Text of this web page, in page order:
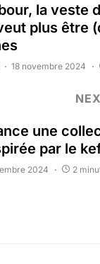
la veste
plus être
18 novembre 2024
une
par le
2024 2